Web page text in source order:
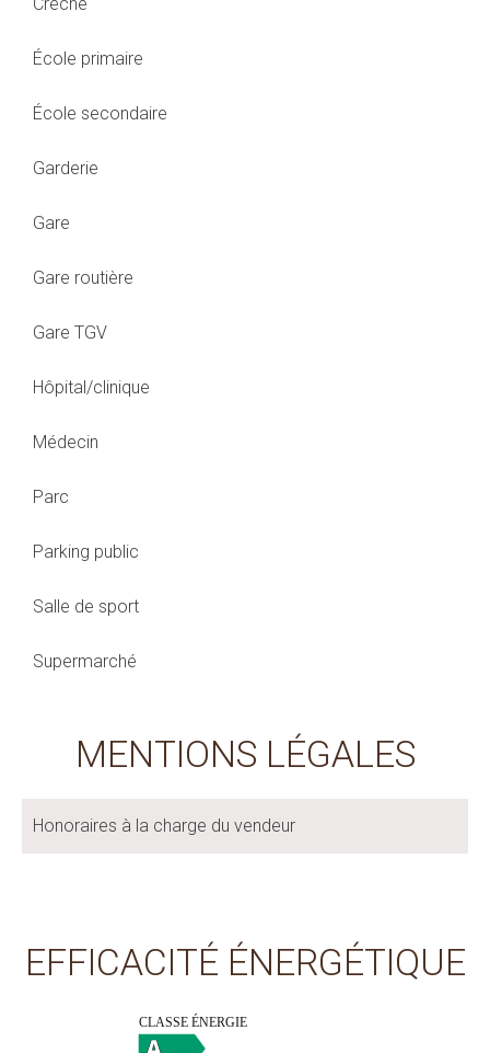
École primaire
École secondaire
Garderie
Gare
Gare routière
Gare TGV
Hôpital/clinique
Médecin
Parc
Parking public
Salle de sport
Supermarché
MENTIONS LÉGALES
Honoraires à la charge du vendeur
EFFICACITÉ ÉNERGÉTIQUE